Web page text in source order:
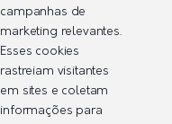
campanhas de
marketing relevantes.
Esses cookies
rastreiam visitantes
em sites e coletam
informações para